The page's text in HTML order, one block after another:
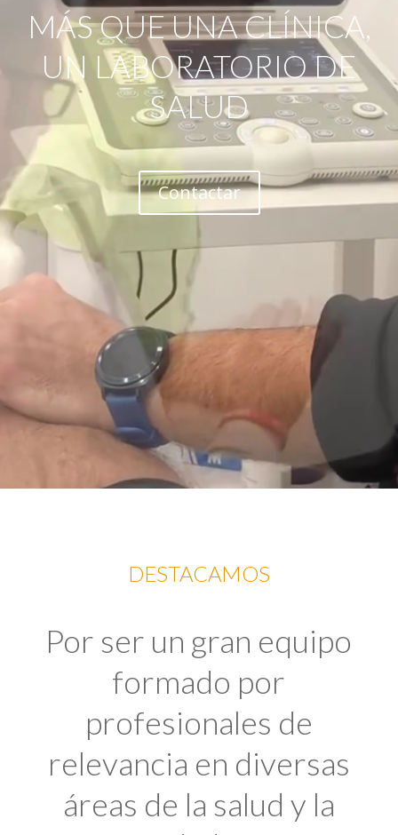
MÁS QUE UNA CLÍNICA,
UN LABORATORIO DE
SALUD
Contactar
DESTACAMOS
Por ser un gran equipo
formado por
profesionales de
relevancia en diversas
áreas de la salud y la